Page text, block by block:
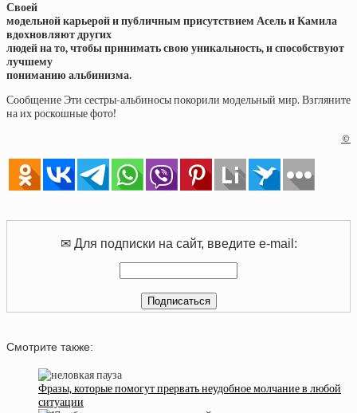
Своей
модельной карьерой и публичным присутствием Асель и Камила
вдохновляют других
людей на то, чтобы принимать свою уникальность, и способствуют
лучшему
пониманию альбинизма.
Сообщение Эти сестры-альбиносы покорили модельный мир. Взгляните
на их роскошные фото!
©
✉ Для подписки на сайт, введите e-mail:
Смотрите также:
Фразы, которые помогут прервать неудобное молчание в любой
ситуации